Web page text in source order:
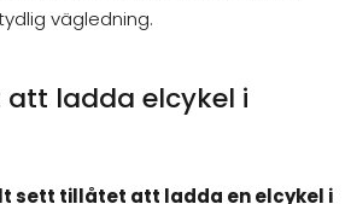
vägledning.
ladda elcykel i
sett tillåtet att ladda en elcykel i